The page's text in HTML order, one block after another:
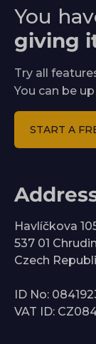
You
giving
Try all
You can be
START A
Havlíčkova
537 01
Czech
ID No:
VAT ID: